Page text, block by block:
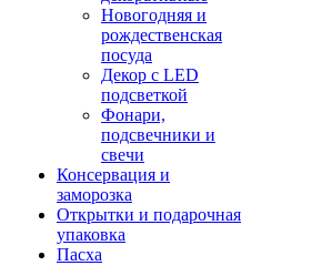
Новогодняя и
рождественская
посуда
Декор с LED
подсветкой
Фонари,
подсвечники и
свечи
Консервация и
заморозка
Открытки и подарочная
упаковка
Пасха